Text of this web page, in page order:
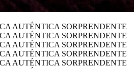
AUTÉNTICA SORPRENDENTE
AUTÉNTICA SORPRENDENTE
AUTÉNTICA SORPRENDENTE
AUTÉNTICA SORPRENDENTE
AUTÉNTICA SORPRENDENTE